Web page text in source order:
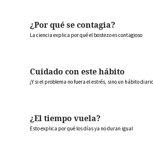
¿Por qué se contagia?
La ciencia explica por qué el bostezo es contagioso
Cuidado con este hábito
¿Y si el problema no fuera el estrés, sino un hábito
¿El tiempo vuela?
Esto explica por qué los días ya no duran igual